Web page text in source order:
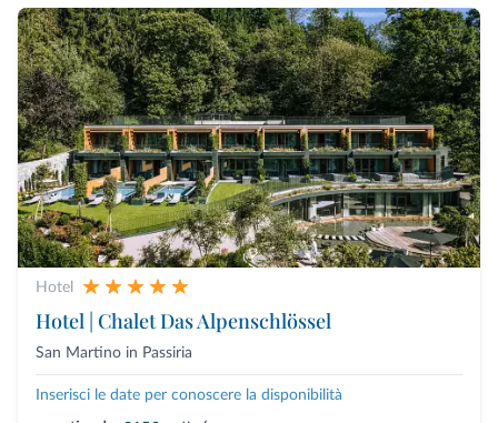
Hotel
Hotel | Chalet Das Alpenschlössel
San Martino in Passiria
Inserisci le date per conoscere la disponibilità